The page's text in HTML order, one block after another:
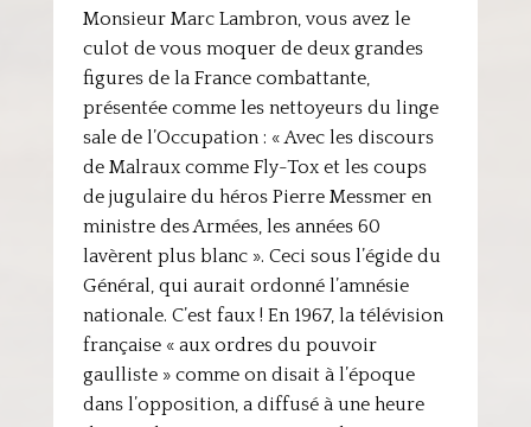
Monsieur Marc Lambron, vous avez le
culot de vous moquer de deux grandes
figures de la France combattante,
présentée comme les nettoyeurs du linge
sale de l’Occupation : « Avec les discours
de Malraux comme Fly-Tox et les coups
de jugulaire du héros Pierre Messmer en
ministre des Armées, les années 60
lavèrent plus blanc ». Ceci sous l’égide du
Général, qui aurait ordonné l’amnésie
nationale. C’est faux ! En 1967, la télévision
française « aux ordres du pouvoir
gaulliste » comme on disait à l’époque
dans l’opposition, a diffusé à une heure